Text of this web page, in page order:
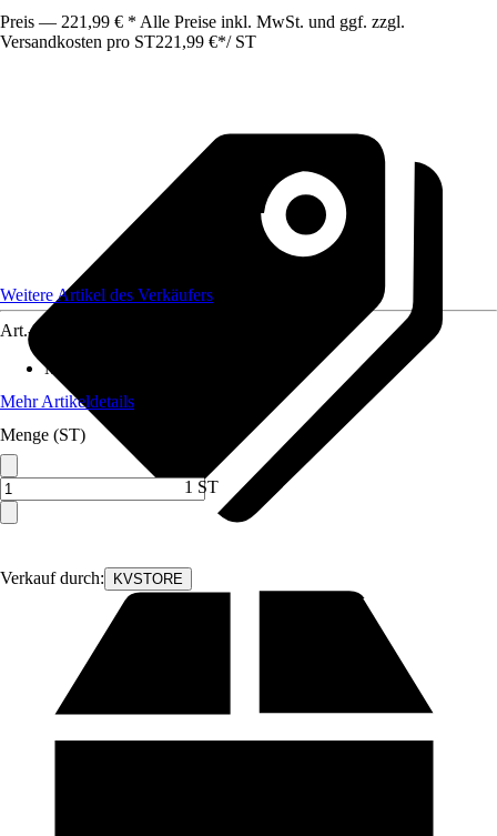
Preis — 221,99 € * Alle Preise inkl. MwSt. und ggf. zzgl.
Versandkosten pro ST221,99 €*/ ST
Verkauf durch: KVSTORE
Weitere Artikel des Verkäufers
Art.-Nr.
Maße (BxHxT)
Mehr Artikeldetails
Menge (ST)
1 ST